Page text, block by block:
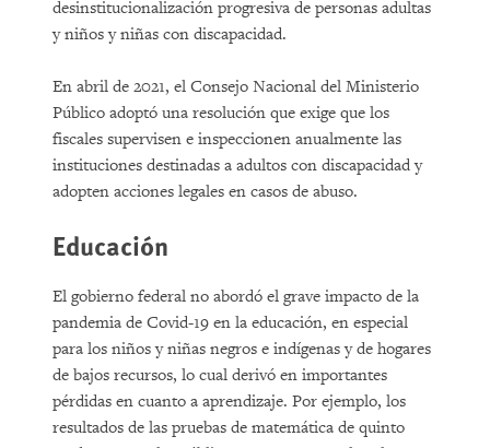
desinstitucionalización progresiva de personas adultas
y niños y niñas con discapacidad.
En abril de 2021, el Consejo Nacional del Ministerio
Público adoptó una resolución que exige que los
fiscales supervisen e inspeccionen anualmente las
instituciones destinadas a adultos con discapacidad y
adopten acciones legales en casos de abuso.
Educación
El gobierno federal no abordó el grave impacto de la
pandemia de Covid-19 en la educación, en especial
para los niños y niñas negros e indígenas y de hogares
de bajos recursos, lo cual derivó en importantes
pérdidas en cuanto a aprendizaje. Por ejemplo, los
resultados de las pruebas de matemática de quinto